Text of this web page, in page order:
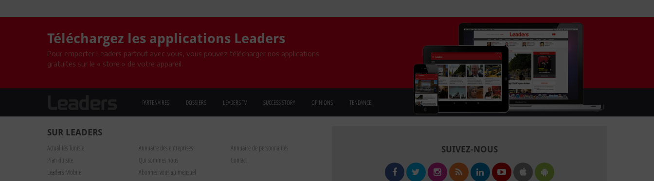
Téléchargez les applications Leaders
Pour emporter Leaders partout avec vous, vous pouvez télécharger nos applications
gratuites sur le « store » de votre appareil.
PARTENAIRES DOSSIERS LEADERS TV SUCCESS STORY OPINIONS TENDANCE
SUR LEADERS
Actualités Tunisie Annuaire des entreprises
Annuaire de personnalités
Plan du site
Qui sommes nous
Contact
Leaders Mobile
Abonnez-vous au mensuel
SUIVEZ-NOUS